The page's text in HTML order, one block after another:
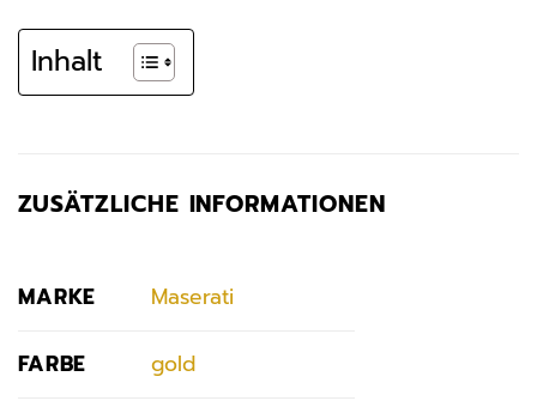
Inhalt
ZUSÄTZLICHE INFORMATIONEN
MARKE Maserati
FARBE gold